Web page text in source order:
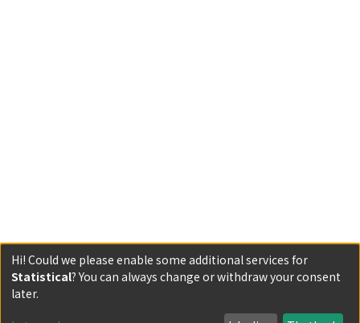
Powered by DSpace and JAIRO Crawler-List
All items in KURENAI are protected by original copyright,
Hi! Could we please enable some additional services for
Statistical? You can always change or withdraw your consent
later.